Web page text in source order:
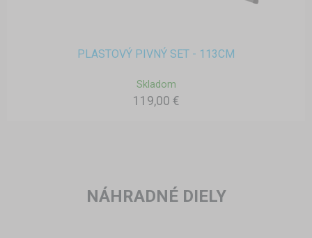
PLASTOVÝ PIVNÝ SET - 113CM
Skladom
119,00 €
NÁHRADNÉ DIELY